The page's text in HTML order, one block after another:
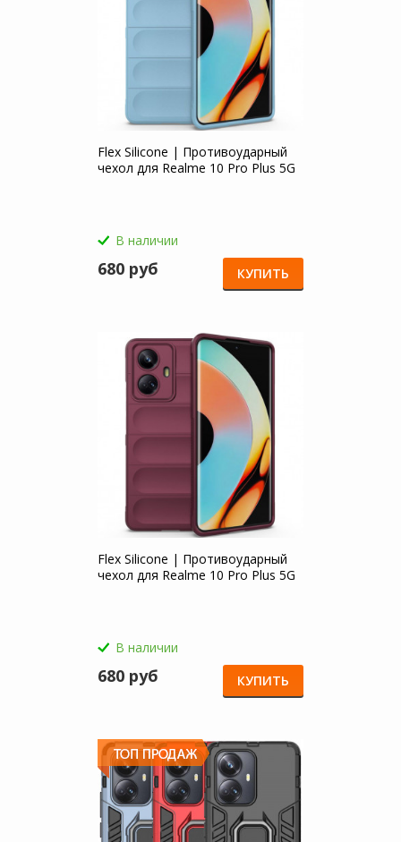
Flex Silicone | Противоударный
чехол для Realme 10 Pro Plus 5G
В наличии
680 руб КУПИТЬ
Flex Silicone | Противоударный
чехол для Realme 10 Pro Plus 5G
В наличии
680 руб КУПИТЬ